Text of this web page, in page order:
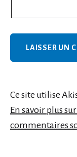
Ce site utilise
En savoir plus
commentaires